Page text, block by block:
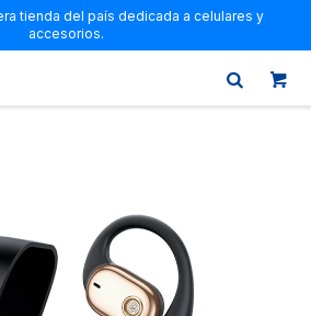
tienda del país dedicada a celulares y
accesorios.